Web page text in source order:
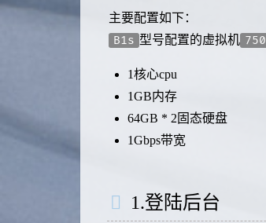
主要配置如下：
B1s 型号配置的虚拟机 750
1核心cpu
1GB内存
64GB * 2固态硬盘
1Gbps带宽
1.登陆后台